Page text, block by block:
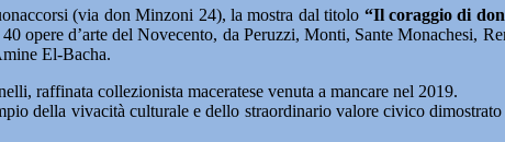
(via don Minzoni 24), la mostra dal titolo “Il coraggio di
opere d’arte del Novecento, da Peruzzi, Monti, Sante Monachesi,
El-Bacha.
raffinata collezionista maceratese venuta a mancare nel 2019.
della vivacità culturale e dello straordinario valore civico